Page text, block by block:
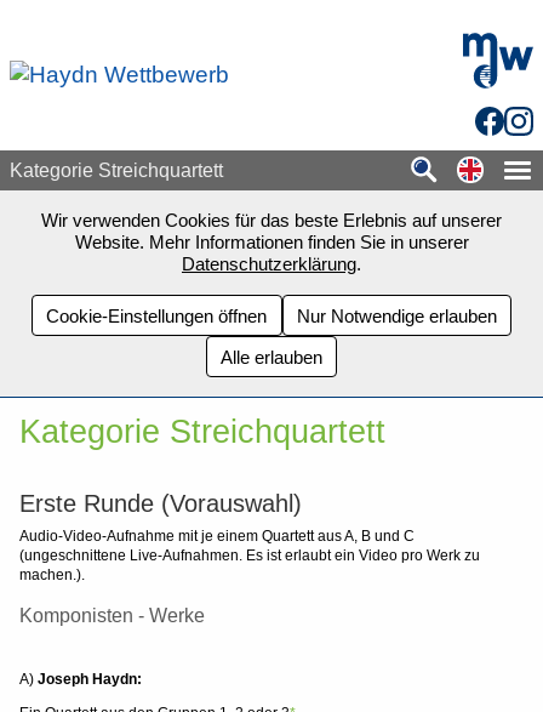
mdw -
Kategorie Streichquartett
Wir verwenden Cookies für das beste Erlebnis auf unserer
Website. Mehr Informationen finden Sie in unserer
Datenschutzerklärung.
Cookie-Einstellungen öffnen
Nur Notwendige erlauben
Alle erlauben
Kategorie Streichquartett
Erste Runde (Vorauswahl)
Audio-Video-Aufnahme mit je einem Quartett aus A, B und C
(ungeschnittene Live-Aufnahmen. Es ist erlaubt ein Video pro Werk zu
machen.).
Komponisten - Werke
A) Joseph Haydn: